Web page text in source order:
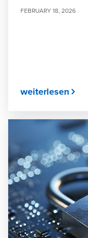
FEBRUARY 18, 2026
weiterlesen